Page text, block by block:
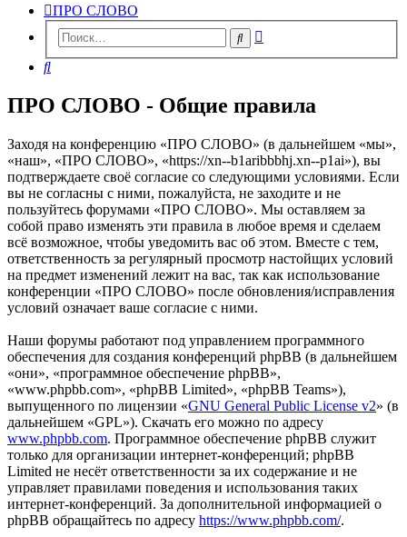
ПРО СЛОВО
Поиск
Поиск
ПРО СЛОВО - Общие правила
Заходя на конференцию «ПРО СЛОВО» (в дальнейшем «мы»,
«наш», «ПРО СЛОВО», «https://xn--b1aribbbhj.xn--p1ai»), вы
подтверждаете своё согласие со следующими условиями. Если
вы не согласны с ними, пожалуйста, не заходите и не
пользуйтесь форумами «ПРО СЛОВО». Мы оставляем за
собой право изменять эти правила в любое время и сделаем
всё возможное, чтобы уведомить вас об этом. Вместе с тем,
ответственность за регулярный просмотр настойщих условий
на предмет изменений лежит на вас, так как использование
конференции «ПРО СЛОВО» после обновления/исправления
условий означает ваше согласие с ними.
Наши форумы работают под управлением программного
обеспечения для создания конференций phpBB (в дальнейшем
«они», «программное обеспечение phpBB»,
«www.phpbb.com», «phpBB Limited», «phpBB Teams»),
выпущенного по лицензии «GNU General Public License v2» (в
дальнейшем «GPL»). Скачать его можно по адресу
www.phpbb.com. Программное обеспечение phpBB служит
только для организации интернет-конференций; phpBB
Limited не несёт ответственности за их содержание и не
управляет правилами поведения и использования таких
интернет-конференций. За дополнительной информацией о
phpBB обращайтесь по адресу https://www.phpbb.com/.